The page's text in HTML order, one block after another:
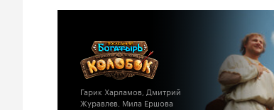
Гарик Харламов, Дмитрий
Журавлев, Мила Ершова